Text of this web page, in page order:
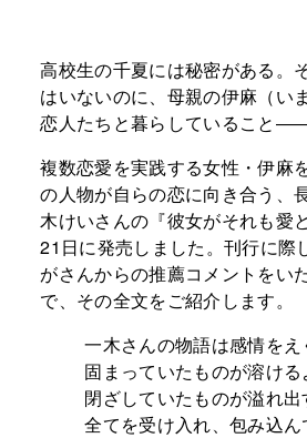
高校生の千夏には秘密がある。
はいないのに、母親の伊麻（い
恋人たちと暮らしていること――
複数恋愛を実践する女性・伊麻
の人物が自らの恋に向き合う、
木けいさんの『彼女がそれも愛
21日に発売しました。刊行に際
がさんからの推薦コメントをい
で、その全文をご紹介します。
一木さんの物語は感情をえ
固まっていたものが溶ける
閉ざしていたものが溢れ出
全てを受け入れ、包み込ん